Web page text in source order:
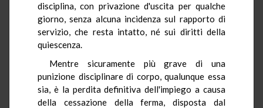
disciplina, con privazione d'uscita per qualche
giorno, senza alcuna incidenza sul rapporto di
servizio, che resta intatto, né sui diritti della
quiescenza.
Mentre sicuramente più grave di una
punizione disciplinare di corpo, qualunque essa
sia, è la perdita definitiva dell'impiego a causa
della cessazione della ferma, disposta dal